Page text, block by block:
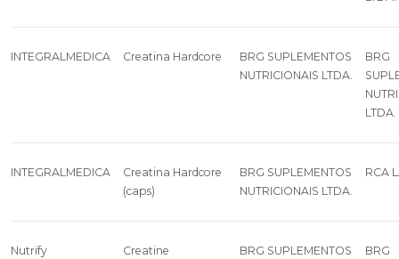
INTEGRALMEDICA Creatina Hardcore
BRG SUPLEMENTOS
NUTRICIONAIS LTDA.
BRG
LTDA.
INTEGRALMEDICA
Creatina Hardcore
(caps)
BRG SUPLEMENTOS
NUTRICIONAIS LTDA.
RCA
Nutrify
Creatine
BRG SUPLEMENTOS
BRG